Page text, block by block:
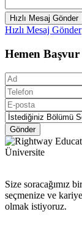
Hızlı Mesaj Gönder
Hızlı Mesaj Gönder
Hemen Başvur
Gönder
Size soracağımız
seçmenize ve
olmak istiyoruz.